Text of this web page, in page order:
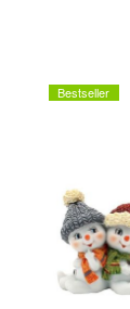
Bestseller